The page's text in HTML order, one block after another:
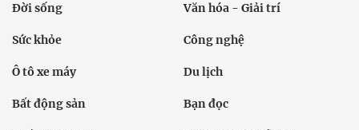
Đời sống Văn hóa - Giải trí
Sức khỏe Công nghệ
Ô tô xe máy Du lịch
Bất động sản Bạn đọc